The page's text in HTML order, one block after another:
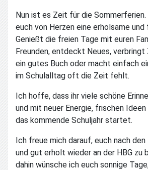
Nun ist es Zeit für die
euch von Herzen eine erholsame
Genießt die freien Tage mit euren
Freunden, entdeckt Neues,
ein gutes Buch oder macht einfach
im Schulalltag oft die Zeit fehlt.
Ich hoffe, dass ihr viele schöne
und mit neuer Energie, frischen
das kommende Schuljahr startet.
Ich freue mich darauf, euch nach den
und gut erholt wieder an der HBG zu
dahin wünsche ich euch sonnige